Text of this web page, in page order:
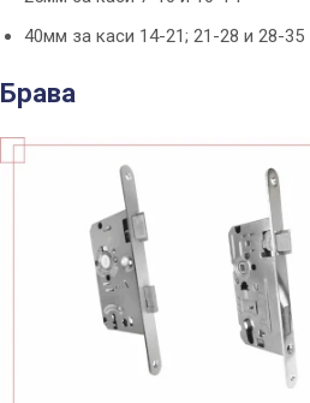
40мм за каси 14-21; 21-28 и 28-35
Брава